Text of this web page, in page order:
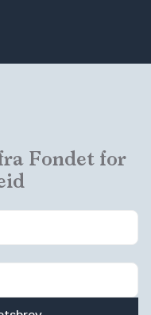
Fondet for